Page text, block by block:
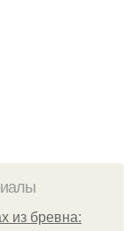
из бревна: